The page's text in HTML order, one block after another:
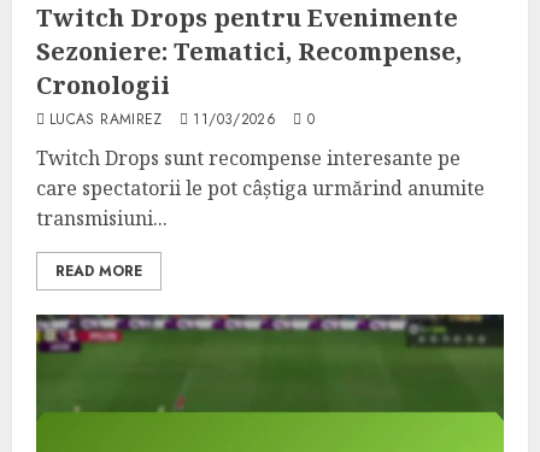
Twitch Drops pentru Evenimente
Sezoniere: Tematici, Recompense,
Cronologii
LUCAS RAMIREZ 11/03/2026 0
Twitch Drops sunt recompense interesante pe
care spectatorii le pot câștiga urmărind anumite
transmisiuni...
READ MORE